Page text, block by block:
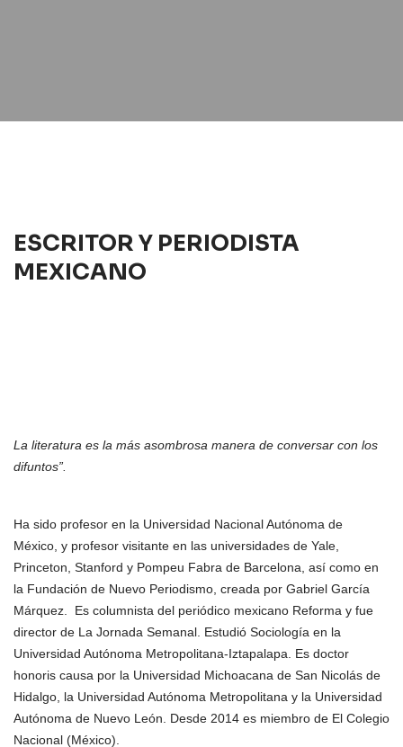
ESCRITOR Y PERIODISTA
MEXICANO
La literatura es la más asombrosa manera de conversar con los
difuntos”.
Ha sido profesor en la Universidad Nacional Autónoma de
México, y profesor visitante en las universidades de Yale,
Princeton, Stanford y Pompeu Fabra de Barcelona, así como en
la Fundación de Nuevo Periodismo, creada por Gabriel García
Márquez. Es columnista del periódico mexicano Reforma y fue
director de La Jornada Semanal. Estudió Sociología en la
Universidad Autónoma Metropolitana-Iztapalapa. Es doctor
honoris causa por la Universidad Michoacana de San Nicolás de
Hidalgo, la Universidad Autónoma Metropolitana y la Universidad
Autónoma de Nuevo León. Desde 2014 es miembro de El Colegio
Nacional (México).